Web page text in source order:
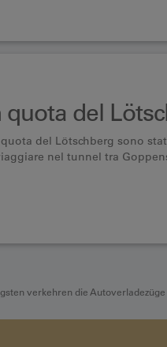
del
del Lötschberg sono
nel tunnel tra
verkehren die